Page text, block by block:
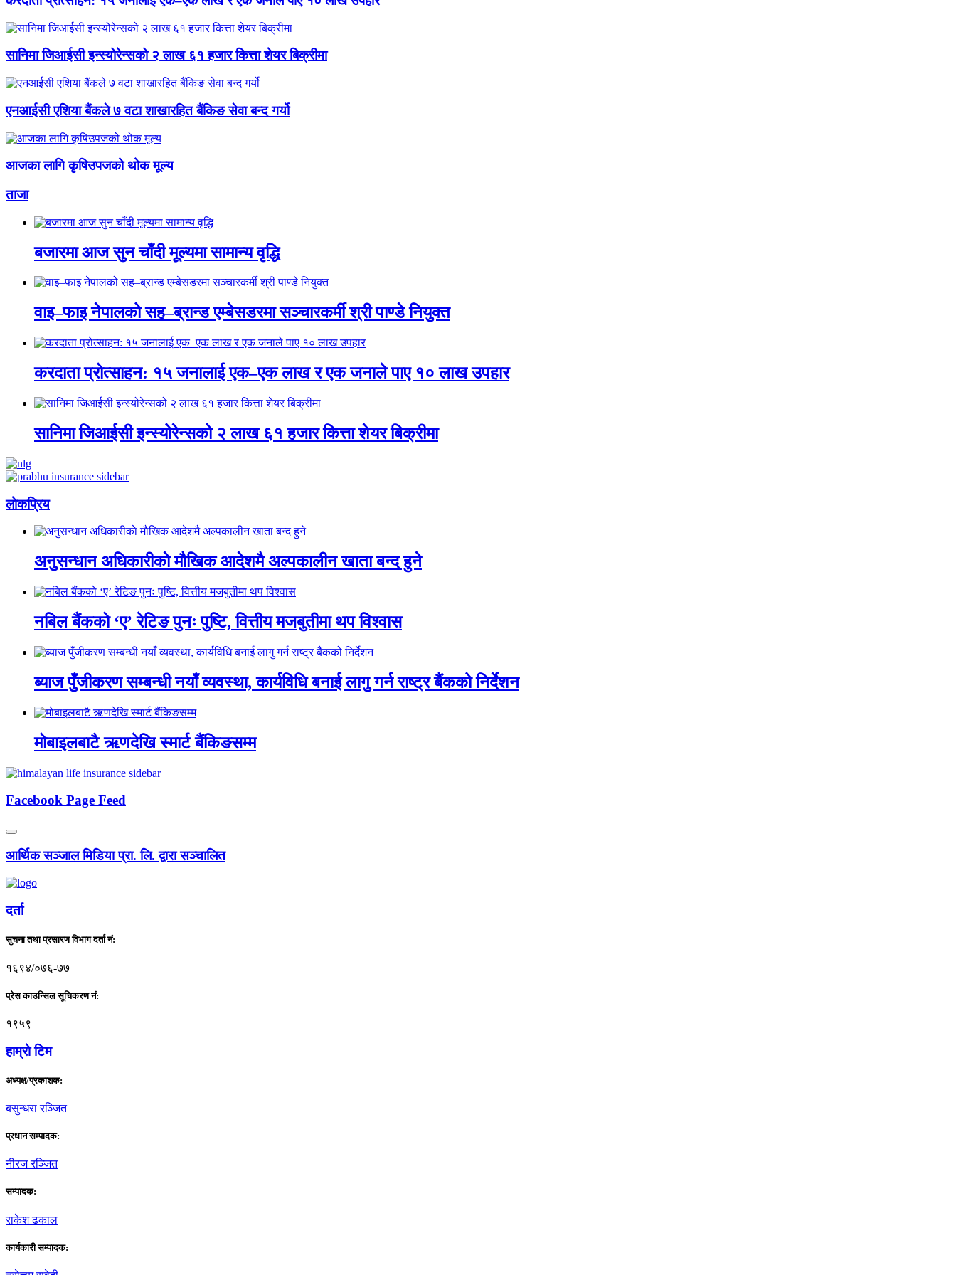
सानिमा जिआईसी इन्स्योरेन्सको २ लाख ६१ हजार कित्ता शेयर बिक्रीमा
एनआईसी एशिया बैंकले ७ वटा शाखारहित बैंकिङ सेवा बन्द गर्यो
आजका लागि कृषिउपजको थोक मूल्य
ताजा
बजारमा आज सुन चाँदी मूल्यमा सामान्य वृद्धि
वाइ–फाइ नेपालको सह–ब्रान्ड एम्बेसडरमा सञ्चारकर्मी श्री पाण्डे नियुक्त
करदाता प्रोत्साहन: १५ जनालाई एक–एक लाख र एक जनाले पाए १० लाख उपहार
सानिमा जिआईसी इन्स्योरेन्सको २ लाख ६१ हजार कित्ता शेयर बिक्रीमा
लाेकप्रिय
अनुसन्धान अधिकारीकाे माैखिक आदेशमै अल्पकालीन खाता बन्द हुने
नबिल बैंकको ‘ए’ रेटिङ पुनः पुष्टि, वित्तीय मजबुतीमा थप विश्वास
ब्याज पुँजीकरण सम्बन्धी नयाँ व्यवस्था, कार्यविधि बनाई लागु गर्न राष्ट्र बैंकको निर्देशन
मोबाइलबाटै ऋणदेखि स्मार्ट बैंकिङसम्म
Facebook Page Feed
आर्थिक सञ्जाल मिडिया प्रा. लि. द्वारा सञ्चालित
दर्ता
सुचना तथा प्रसारण विभाग दर्ता नं:
१६९४/०७६-७७
प्रेस काउन्सिल सूचिकरण नं:
१९५९
हाम्राे टिम
अध्यक्ष/प्रकाशक:
बसुन्धरा रञ्जित
प्रधान सम्पादक:
नीरज रञ्जित
सम्पादक:
राकेश ढकाल
कार्यकारी सम्पादक: